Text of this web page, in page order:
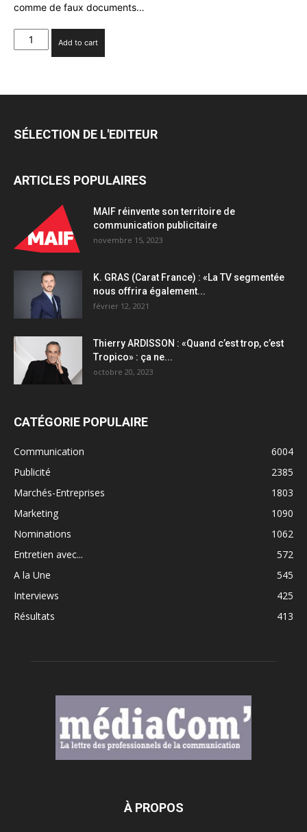
comme de faux documents…
Chine
vis
restaurants
Add to cart
SÉLECTION DE L'EDITEUR
ARTICLES POPULAIRES
MAIF réinvente son territoire de
communication publicitaire
novembre 15, 2023
K. GRAS (Carat France) : «La TV segmentée
nous offrira également...
février 12, 2021
Thierry ARDISSON : «Quand c’est trop, c’est
Tropico» : ça ne...
octobre 20, 2023
CATÉGORIE POPULAIRE
Communication
6004
Publicité
2385
Marchés-Entreprises
1803
Marketing
1090
Nominations
1062
Entretien avec...
572
A la Une
545
Interviews
425
Résultats
413
À PROPOS